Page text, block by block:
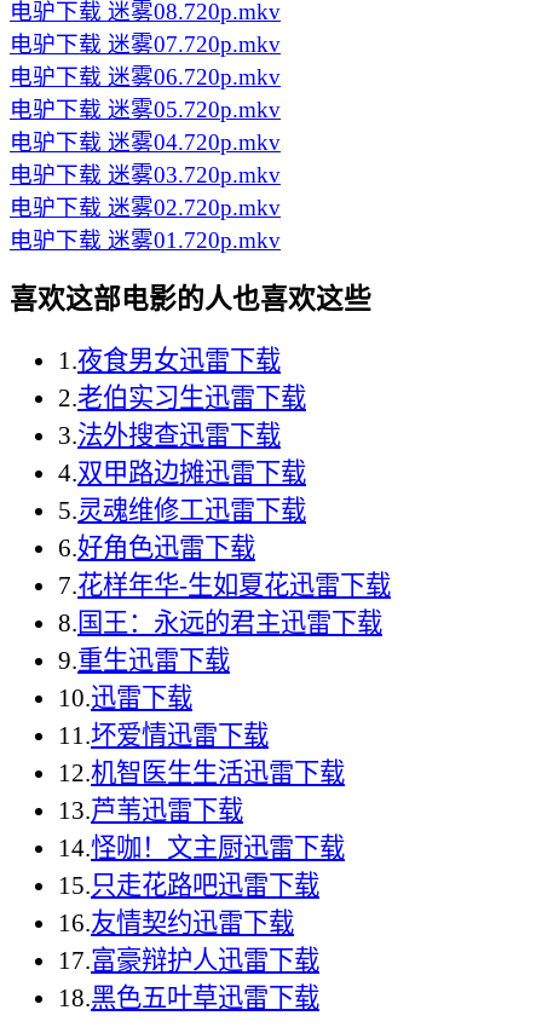
电驴下载 迷雾08.720p.mkv
电驴下载 迷雾07.720p.mkv
电驴下载 迷雾06.720p.mkv
电驴下载 迷雾05.720p.mkv
电驴下载 迷雾04.720p.mkv
电驴下载 迷雾03.720p.mkv
电驴下载 迷雾02.720p.mkv
电驴下载 迷雾01.720p.mkv
喜欢这部电影的人也喜欢这些
1.夜食男女迅雷下载
2.老伯实习生迅雷下载
3.法外搜查迅雷下载
4.双甲路边摊迅雷下载
5.灵魂维修工迅雷下载
6.好角色迅雷下载
7.花样年华-生如夏花迅雷下载
8. 国王：永远的君主迅雷下载
9.重生迅雷下载
10.迅雷下载
11.坏爱情迅雷下载
12.机智医生生活迅雷下载
13.芦苇迅雷下载
14.怪咖！文主厨迅雷下载
15.只走花路吧迅雷下载
16.友情契约迅雷下载
17.富豪辩护人迅雷下载
18.黑色五叶草迅雷下载